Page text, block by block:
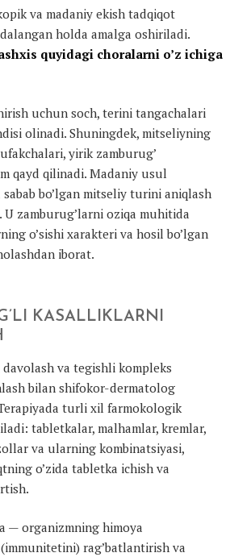
va madaniy ekish tadqiqot
holda amalga oshiriladi.
quyidagi choralarni o’z ichiga
uchun soch, terini tangachalari
olinadi. Shuningdek, mitseliyning
yirik zamburug’
qayd qilinadi. Madaniy usul
bo’lgan mitseliy turini aniqlash
U zamburug’larni oziqa muhitida
o’sishi xarakteri va hosil bo’lgan
iborat.
KASALLIKLARNI
va tegishli kompleks
bilan shifokor-dermatolog
turli xil farmokologik
tabletkalar, malhamlar, kremlar,
va ularning kombinatsiyasi,
o’zida tabletka ichish va
— organizmning himoya
rag’batlantirish va